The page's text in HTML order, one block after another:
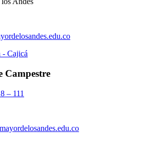
- Cajicá
Campestre
– 111